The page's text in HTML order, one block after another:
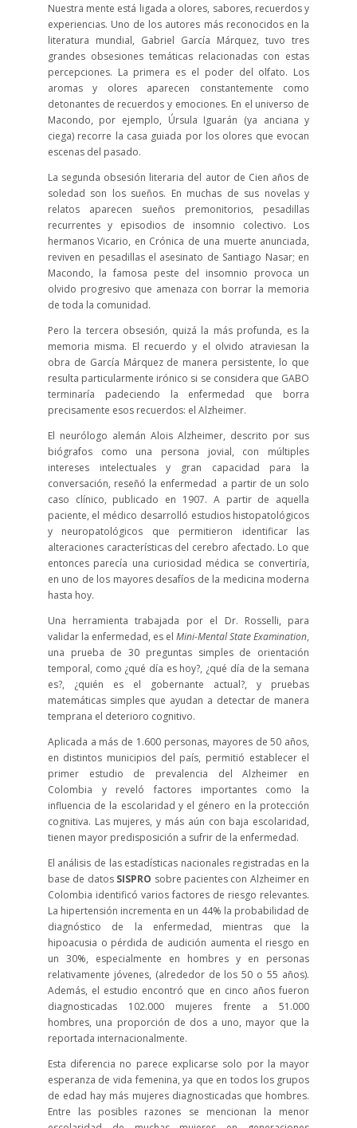
Nuestra mente está ligada a olores, sabores, recuerdos y
experiencias. Uno de los autores más reconocidos en la
literatura mundial, Gabriel García Márquez, tuvo tres
grandes obsesiones temáticas relacionadas con estas
percepciones. La primera es el poder del olfato. Los
aromas y olores aparecen constantemente como
detonantes de recuerdos y emociones. En el universo de
Macondo, por ejemplo, Úrsula Iguarán (ya anciana y
ciega) recorre la casa guiada por los olores que evocan
escenas del pasado.
La segunda obsesión literaria del autor de Cien años de
soledad son los sueños. En muchas de sus novelas y
relatos aparecen sueños premonitorios, pesadillas
recurrentes y episodios de insomnio colectivo. Los
hermanos Vicario, en Crónica de una muerte anunciada,
reviven en pesadillas el asesinato de Santiago Nasar; en
Macondo, la famosa peste del insomnio provoca un
olvido progresivo que amenaza con borrar la memoria
de toda la comunidad.
Pero la tercera obsesión, quizá la más profunda, es la
memoria misma. El recuerdo y el olvido atraviesan la
obra de García Márquez de manera persistente, lo que
resulta particularmente irónico si se considera que GABO
terminaría padeciendo la enfermedad que borra
precisamente esos recuerdos: el Alzheimer.
El neurólogo alemán Alois Alzheimer, descrito por sus
biógrafos como una persona jovial, con múltiples
intereses intelectuales y gran capacidad para la
conversación, reseñó la enfermedad a partir de un solo
caso clínico, publicado en 1907. A partir de aquella
paciente, el médico desarrolló estudios histopatológicos
y neuropatológicos que permitieron identificar las
alteraciones características del cerebro afectado. Lo que
entonces parecía una curiosidad médica se convertiría,
en uno de los mayores desafíos de la medicina moderna
hasta hoy.
Una herramienta trabajada por el Dr. Rosselli, para
validar la enfermedad, es elMini-Mental State Examination,
una prueba de 30 preguntas simples de orientación
temporal, como ¿qué día es hoy?, ¿qué día de la semana
es?, ¿quién es el gobernante actual?, y pruebas
matemáticas simples que ayudan a detectar de manera
temprana el deterioro cognitivo.
Aplicada a más de 1.600 personas, mayores de 50 años,
en distintos municipios del país, permitió establecer el
primer estudio de prevalencia del Alzheimer en
Colombia y reveló factores importantes como la
influencia de la escolaridad y el género en la protección
cognitiva. Las mujeres, y más aún con baja escolaridad,
tienen mayor predisposición a sufrir de la enfermedad.
El análisis de las estadísticas nacionales registradas en la
base de datos SISPRO sobre pacientes con Alzheimer en
Colombia identificó varios factores de riesgo relevantes.
La hipertensión incrementa en un 44% la probabilidad de
diagnóstico de la enfermedad, mientras que la
hipoacusia o pérdida de audición aumenta el riesgo en
un 30%, especialmente en hombres y en personas
relativamente jóvenes, (alrededor de los 50 o 55 años).
Además, el estudio encontró que en cinco años fueron
diagnosticadas 102.000 mujeres frente a 51.000
hombres, una proporción de dos a uno, mayor que la
reportada internacionalmente.
Esta diferencia no parece explicarse solo por la mayor
esperanza de vida femenina, ya que en todos los grupos
de edad hay más mujeres diagnosticadas que hombres.
Entre las posibles razones se mencionan la menor